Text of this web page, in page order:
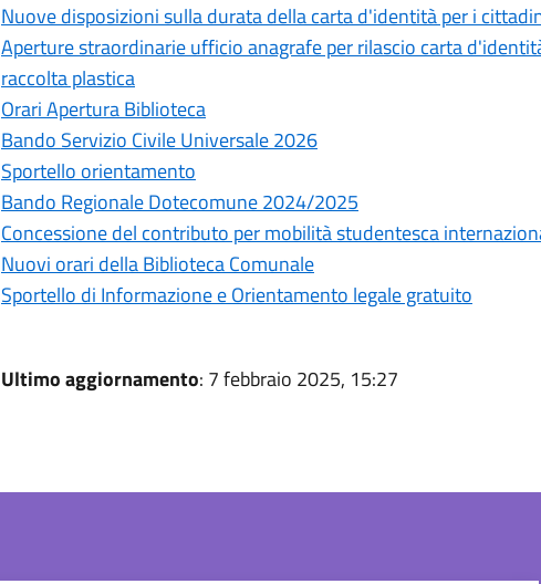
Nuove disposizioni sulla durata della carta d'identità per i
Aperture straordinarie ufficio anagrafe per rilascio carta
raccolta plastica
Orari Apertura Biblioteca
Bando Servizio Civile Universale 2026
Sportello orientamento
Bando Regionale Dotecomune 2024/2025
Concessione del contributo per mobilità studentesca
Nuovi orari della Biblioteca Comunale
Sportello di Informazione e Orientamento legale gratuito
Ultimo aggiornamento: 7 febbraio 2025, 15:27